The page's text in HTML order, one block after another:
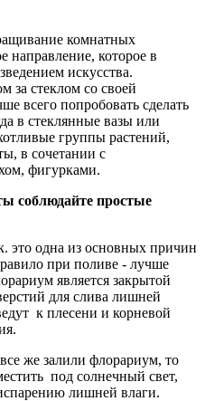
комнатных
направление, которое в
искусства.
за стеклом со своей
всего попробовать сделать
в стеклянные вазы или
группы растений,
в сочетании с
фигурками.
соблюдайте простые
это одна из основных причин
при поливе - лучше
является закрытой
для слива лишней
к плесени и корневой
же залили флорариум, то
под солнечный свет,
лишней влаги.